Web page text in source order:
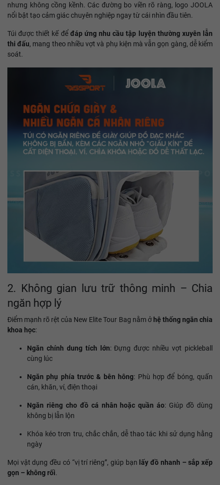
nhưng không cồng kềnh. Các đường bo viền rõ ràng, logo JOOLA
nổi bật tạo cảm giác chuyên nghiệp ngay từ cái nhìn đầu tiên.
Túi được thiết kế để đáp ứng nhu cầu tập luyện thường xuyên lẫn
thi đấu, mang theo nhiều vợt và phụ kiện mà vẫn gọn gàng, dễ kiểm
soát.
2. Không gian lưu trữ thông minh – Chia
ngăn hợp lý
Điểm mạnh rõ rệt của New Elite Tour Bag nằm ở hệ thống ngăn chia
khoa học:
Ngăn chính dung tích lớn: Đựng được nhiều vợt pickleball
cùng lúc
Ngăn phụ phía trước & bên hông: Phù hợp để bóng, quấn
cán, khăn, ví, điện thoại
Ngăn riêng cho đồ cá nhân hoặc quần áo: Giúp đồ dùng
không bị lẫn lộn
Khóa kéo trơn tru, chắc chắn, dễ thao tác khi sử dụng hằng
ngày
Mọi vật dụng đều có “vị trí riêng”, giúp bạn lấy đồ nhanh – sắp xếp
gọn – không rối.